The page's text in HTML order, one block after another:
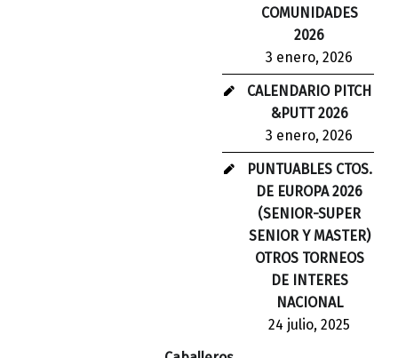
COMUNIDADES
2026
3 enero, 2026
CALENDARIO PITCH
&PUTT 2026
3 enero, 2026
PUNTUABLES CTOS.
DE EUROPA 2026
(SENIOR-SUPER
SENIOR Y MASTER)
OTROS TORNEOS
DE INTERES
NACIONAL
24 julio, 2025